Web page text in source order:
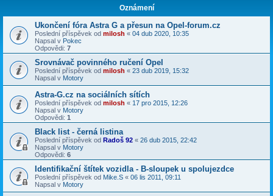
Oznámení
Ukončení fóra Astra G a přesun na Opel-forum.cz
Poslední příspěvek od milosh « 04 dub 2020, 10:35
Napsal v Pokec
Odpovědi: 7
Srovnávač povinného ručení Opel
Poslední příspěvek od milosh « 23 dub 2019, 15:32
Napsal v Motory
Astra-G.cz na sociálních sítích
Poslední příspěvek od milosh « 17 pro 2015, 12:26
Napsal v Motory
Odpovědi: 1
Black list - černá listina
Poslední příspěvek od Radoš 92 « 26 dub 2015, 22:42
Napsal v Motory
Odpovědi: 6
Identifikační štítek vozidla - B-sloupek u spolujezdce
Poslední příspěvek od Mike.S « 06 lis 2011, 09:11
Napsal v Motory